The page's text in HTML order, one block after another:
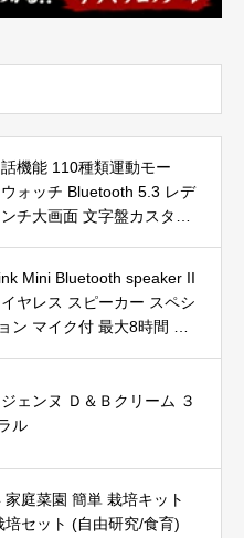
話機能 110種類運動モー
ウォッチ Bluetooth 5.3 レデ
チ大画面 文字盤カスタム
時計 アラーム 電卓付き 天
Android対応 メンズ 母の日
日 誕生日 ギフト (黒)
Mini Bluetooth speaker II
ヤレス スピーカー スペシ
ン マイク付 最大8時間 再
ェンヌ Ｄ＆Ｂクリーム ３
ル
庭菜園 簡単 栽培キット
培セット (自由研究/食育)